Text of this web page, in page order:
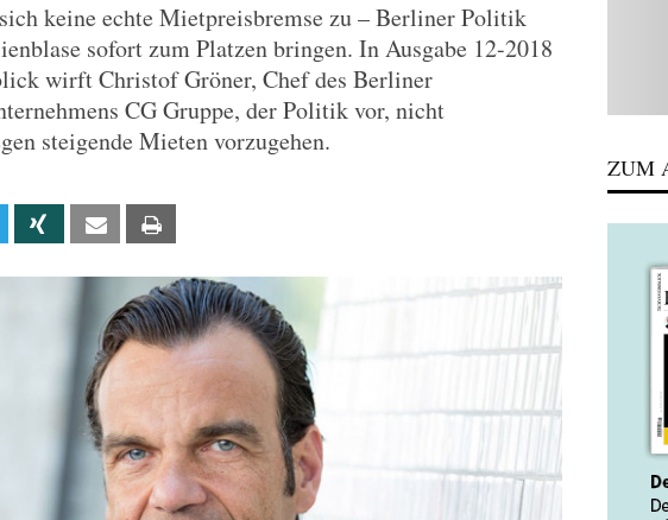
keine echte Mietpreisbremse zu – Berliner Politik
sofort zum Platzen bringen. In Ausgabe 12-2018
wirft Christof Gröner, Chef des Berliner
CG Gruppe, der Politik vor, nicht
steigende Mieten vorzugehen.
Linkedin Xing Email
ZUM